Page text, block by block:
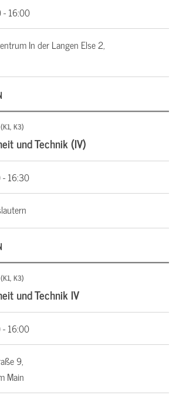
16:00
In der Langen Else 2,
K3)
und Technik (IV)
16:30
K3)
und Technik IV
16:00
9,
Main